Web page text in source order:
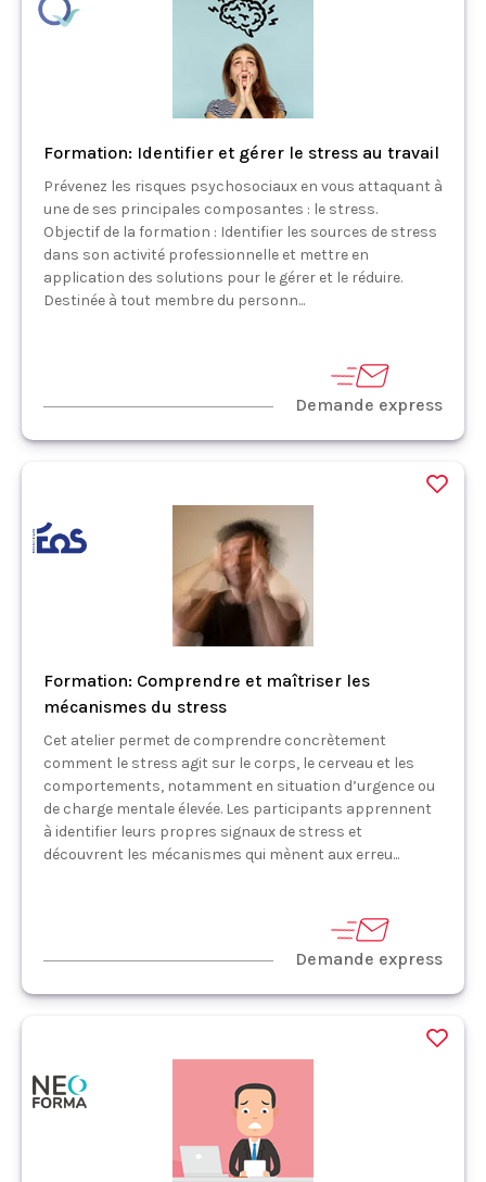
Formation: Identifier et gérer le stress au travail
Prévenez les risques psychosociaux en vous attaquant à
une de ses principales composantes : le stress.
Objectif de la formation : Identifier les sources de stress
dans son activité professionnelle et mettre en
application des solutions pour le gérer et le réduire.
Destinée à tout membre du personn...
Demande express
Formation: Comprendre et maîtriser les
mécanismes du stress
Cet atelier permet de comprendre concrètement
comment le stress agit sur le corps, le cerveau et les
comportements, notamment en situation d’urgence ou
de charge mentale élevée. Les participants apprennent
à identifier leurs propres signaux de stress et
découvrent les mécanismes qui mènent aux erreu...
Demande express